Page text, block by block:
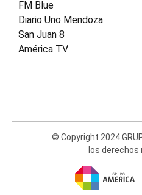
FM Blue
Diario Uno Mendoza
San Juan 8
América TV
© Copyright 2024
los derechos